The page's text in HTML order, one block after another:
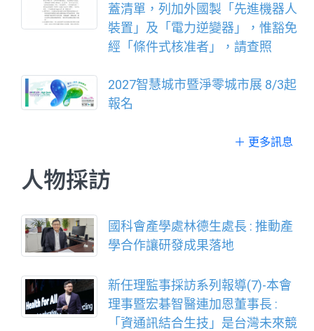
蓋清單，列加外國製「先進機器人
裝置」及「電力逆變器」，惟豁免
經「條件式核准者」，請查照
2027智慧城市暨淨零城市展 8/3起
報名
＋ 更多訊息
人物採訪
國科會產學處林德生處長 : 推動產
學合作讓研發成果落地
新任理監事採訪系列報導(7)-本會
理事暨宏碁智醫連加恩董事長 :
「資通訊結合生技」是台灣未來競